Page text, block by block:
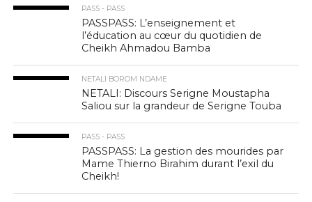
PASS - PASS
PASSPASS: L’enseignement et
l’éducation au cœur du quotidien de
Cheikh Ahmadou Bamba
NETALI BOROM NDAME
NETALI: Discours Serigne Moustapha
Saliou sur la grandeur de Serigne Touba
PASS - PASS
PASSPASS: La gestion des mourides par
Mame Thierno Birahim durant l’exil du
Cheikh!